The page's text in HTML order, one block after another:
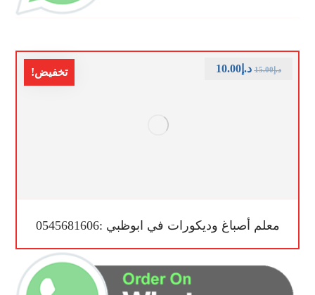
تخفيض!
معلم أصباغ وديكورات في ابوظبي :0545681606
د.إ15.00 د.إ10.00